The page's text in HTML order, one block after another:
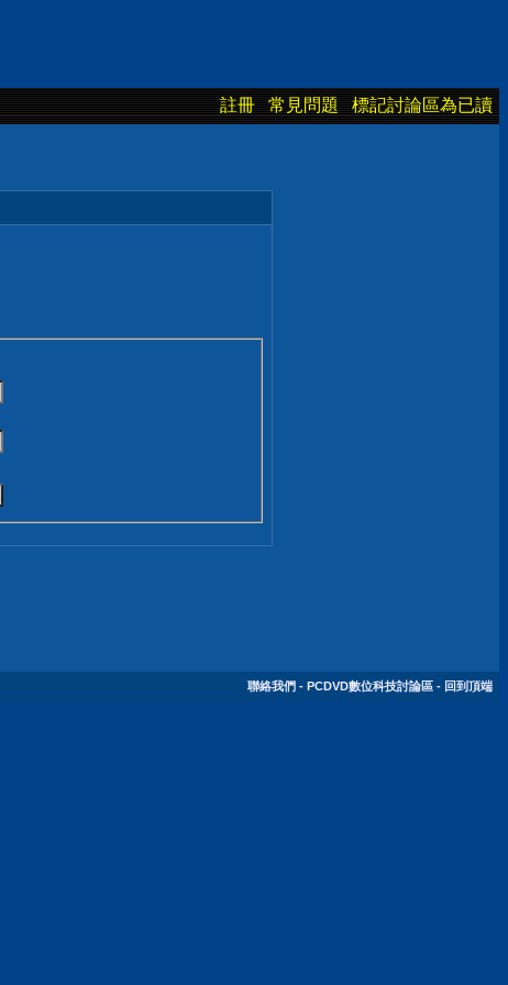
註冊 常見問題 標記討論區為已讀
聯絡我們 - PCDVD數位科技討論區 - 回到頂端